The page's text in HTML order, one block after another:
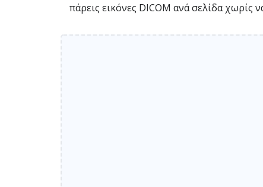
πάρεις εικόνες DICOM ανά σελίδα χωρίς